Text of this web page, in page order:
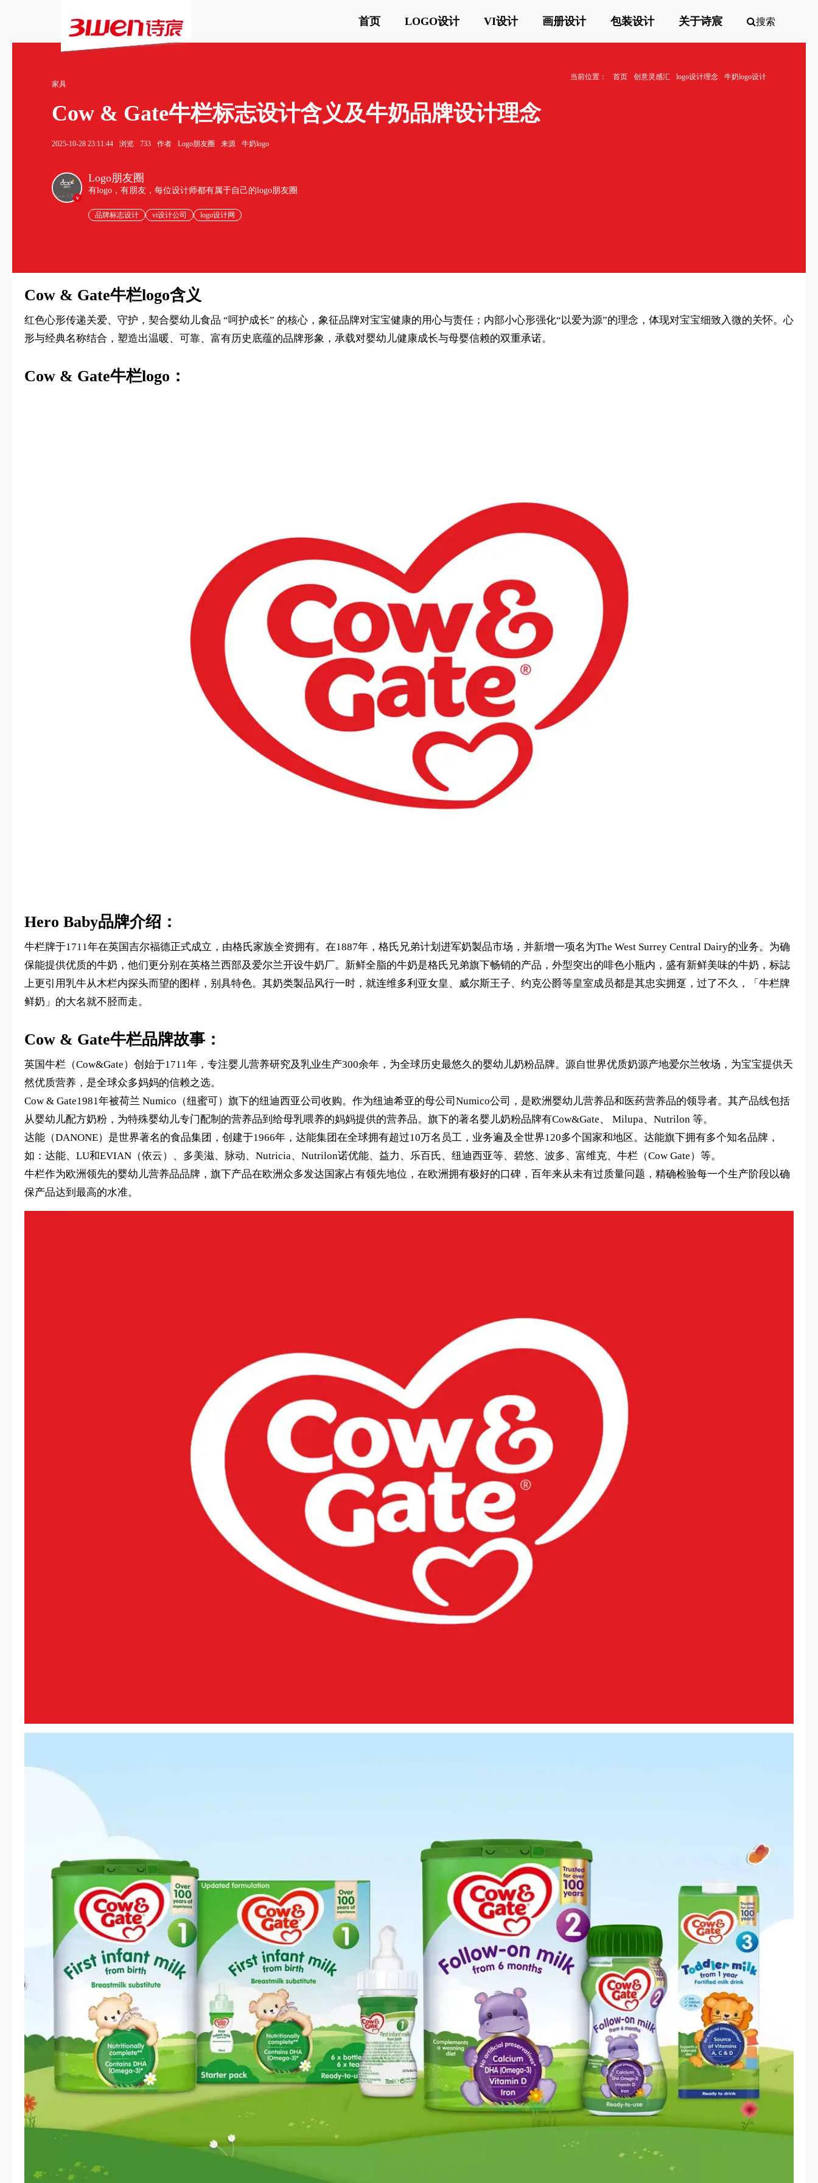
首页 LOGO设计 VI设计 画册设计 包装设计 关于诗宸 搜索
当前位置： 首页 创意灵感汇 logo设计理念
牛奶logo设计
家具
Cow & Gate牛栏标志设计含义及牛奶品牌设计理念
2025-10-28 23:11:44 浏览 733 作者 Logo朋友圈 来源 牛奶logo
v
Logo朋友圈
有logo，有朋友，每位设计师都有属于自己的logo朋友圈
品牌标志设计 vi设计公司 logo设计网
Cow & Gate牛栏logo含义
红色心形传递关爱、守护，契合婴幼儿食品 “呵护成长” 的核心，象征品牌对宝宝健康的用心与责任；内部小心形强化“以爱为源”的理念，体现对宝宝细致入微的关怀。心
形与经典名称结合，塑造出温暖、可靠、富有历史底蕴的品牌形象，承载对婴幼儿健康成长与母婴信赖的双重承诺。
Cow & Gate牛栏logo：
Hero Baby品牌介绍：
牛栏牌于1711年在英国吉尔福德正式成立，由格氏家族全资拥有。在1887年，格氏兄弟计划进军奶製品市场，并新增一项名为The West Surrey Central Dairy的业务。为确
保能提供优质的牛奶，他们更分别在英格兰西部及爱尔兰开设牛奶厂。新鲜全脂的牛奶是格氏兄弟旗下畅销的产品，外型突出的啡色小瓶内，盛有新鲜美味的牛奶，标誌
上更引用乳牛从木栏内探头而望的图样，别具特色。其奶类製品风行一时，就连维多利亚女皇、威尔斯王子、约克公爵等皇室成员都是其忠实拥趸，过了不久，「牛栏牌
鲜奶」的大名就不胫而走。
Cow & Gate牛栏品牌故事：
英国牛栏（Cow&Gate）创始于1711年，专注婴儿营养研究及乳业生产300余年，为全球历史最悠久的婴幼儿奶粉品牌。源自世界优质奶源产地爱尔兰牧场，为宝宝提供天
然优质营养，是全球众多妈妈的信赖之选。
Cow & Gate1981年被荷兰 Numico（纽蜜可）旗下的纽迪西亚公司收购。作为纽迪希亚的母公司Numico公司，是欧洲婴幼儿营养品和医药营养品的领导者。其产品线包括
从婴幼儿配方奶粉，为特殊婴幼儿专门配制的营养品到给母乳喂养的妈妈提供的营养品。旗下的著名婴儿奶粉品牌有Cow&Gate、 Milupa、Nutrilon 等。
达能（DANONE）是世界著名的食品集团，创建于1966年，达能集团在全球拥有超过10万名员工，业务遍及全世界120多个国家和地区。达能旗下拥有多个知名品牌，
如：达能、LU和EVIAN（依云）、多美滋、脉动、Nutricia、Nutrilon诺优能、益力、乐百氏、纽迪西亚等、碧悠、波多、富维克、牛栏（Cow Gate）等。
牛栏作为欧洲领先的婴幼儿营养品品牌，旗下产品在欧洲众多发达国家占有领先地位，在欧洲拥有极好的口碑，百年来从未有过质量问题，精确检验每一个生产阶段以确
保产品达到最高的水准。